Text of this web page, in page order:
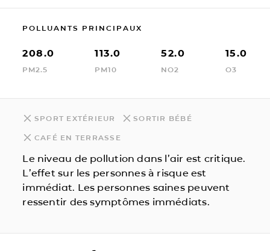
POLLUANTS PRINCIPAUX
208.0
PM2.5
113.0
PM10
52.0
NO2
15.0
O3
SPORT EXTÉRIEUR SORTIR BÉBÉ
CAFÉ EN TERRASSE
Le niveau de pollution dans l’air est critique.
L’effet sur les personnes à risque est
immédiat. Les personnes saines peuvent
ressentir des symptômes immédiats.